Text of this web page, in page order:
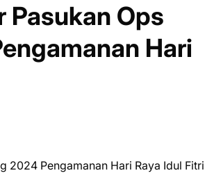
Pasukan Ops
Hari
2024 Pengamanan Hari Raya Idul Fitri